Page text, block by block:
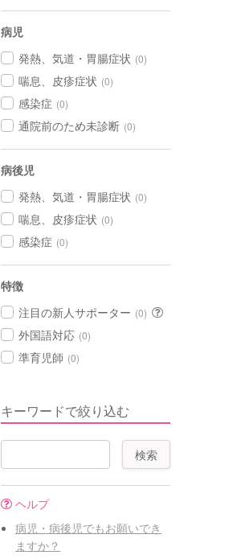
病児
発熱、気道・胃腸症状 (0)
喘息、皮疹症状 (0)
感染症 (0)
通院前のため未診断 (0)
病後児
発熱、気道・胃腸症状 (0)
喘息、皮疹症状 (0)
感染症 (0)
特徴
注目の新人サポーター (0)
外国語対応 (0)
準育児師 (0)
キーワードで絞り込む
ヘルプ
病児・病後児でもお願いでき
ますか？